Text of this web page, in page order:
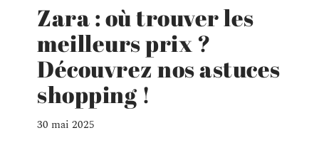
Zara : où trouver les
meilleurs prix ?
Découvrez nos astuces
shopping !
30 mai 2025